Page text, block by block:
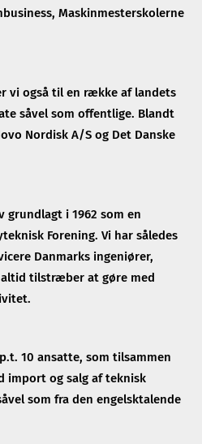
Maskinmesterskolerne
vi også til en række af landets
såvel som offentlige. Blandt
Nordisk A/S og Det Danske
grundlagt i 1962 som en
Forening. Vi har således
Danmarks ingeniører,
tilstræber at gøre med
10 ansatte, som tilsammen
import og salg af teknisk
som fra den engelsktalende